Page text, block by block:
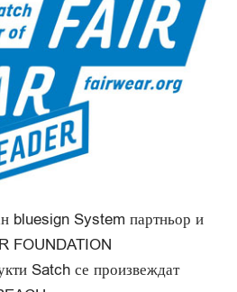
bluesign System партньор и
FOUNDATION
Satch се произвеждат